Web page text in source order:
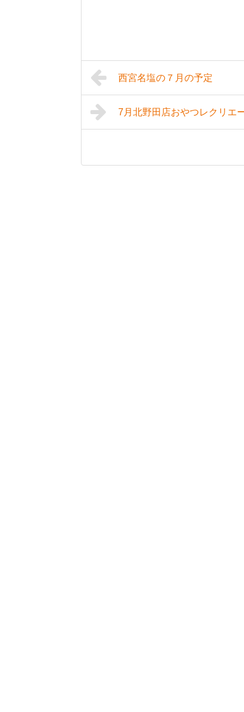
西宮名塩の７月の予定
7月北野田店おやつレクリエ